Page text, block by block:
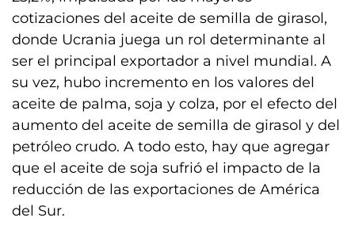
cotizaciones del aceite de semilla de girasol,
donde Ucrania juega un rol determinante al
ser el principal exportador a nivel mundial. A
su vez, hubo incremento en los valores del
aceite de palma, soja y colza, por el efecto del
aumento del aceite de semilla de girasol y del
petróleo crudo. A todo esto, hay que agregar
que el aceite de soja sufrió el impacto de la
reducción de las exportaciones de América
del Sur.